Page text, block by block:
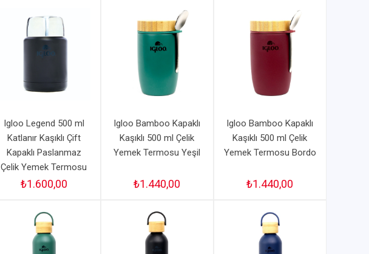
Igloo Legend 500 ml
Katlanır Kaşıklı Çift
Kapaklı Paslanmaz
Çelik Yemek Termosu
₺1.600,00
Igloo Bamboo Kapaklı
Kaşıklı 500 ml Çelik
Yemek Termosu Yeşil
₺1.440,00
Igloo Bamboo Kapaklı
Kaşıklı 500 ml Çelik
Yemek Termosu Bordo
₺1.440,00